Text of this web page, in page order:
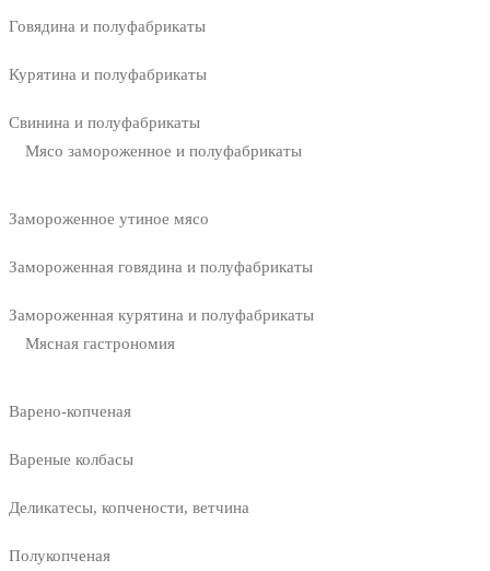
Говядина и полуфабрикаты
Курятина и полуфабрикаты
Свинина и полуфабрикаты
Мясо замороженное и полуфабрикаты
Замороженное утиное мясо
Замороженная говядина и полуфабрикаты
Замороженная курятина и полуфабрикаты
Мясная гастрономия
Варено-копченая
Вареные колбасы
Деликатесы, копчености, ветчина
Полукопченая